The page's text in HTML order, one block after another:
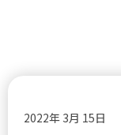
2022年 3月 15日